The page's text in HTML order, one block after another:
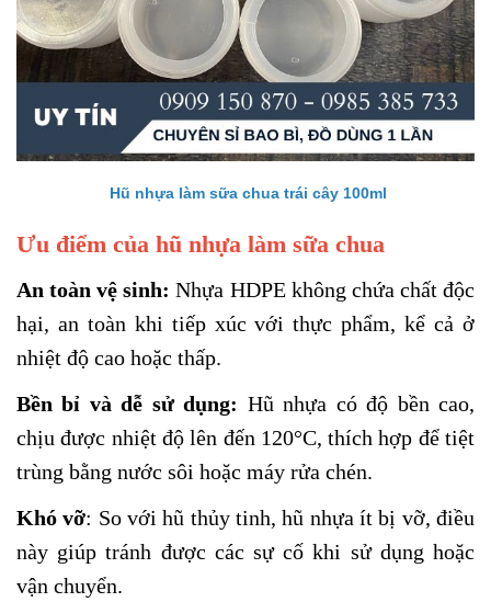
Hũ nhựa làm sữa chua trái cây 100ml
Ưu điểm của hũ nhựa làm sữa chua
An toàn vệ sinh: Nhựa HDPE không chứa chất độc
hại, an toàn khi tiếp xúc với thực phẩm, kể cả ở
nhiệt độ cao hoặc thấp.
Bền bỉ và dễ sử dụng: Hũ nhựa có độ bền cao,
chịu được nhiệt độ lên đến 120°C, thích hợp để tiệt
trùng bằng nước sôi hoặc máy rửa chén.
Khóvỡ: So với hũ thủy tinh, hũ nhựa ít bị vỡ, điều
này giúp tránh được các sự cố khi sử dụng hoặc
vận chuyển.